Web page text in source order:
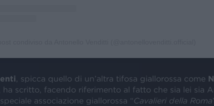
, spicca quello di un’altra tifosa giallorossa come
ha scritto, facendo riferimento al fatto che sia lei sia
associazione giallorossa “Cavalieri della Roma